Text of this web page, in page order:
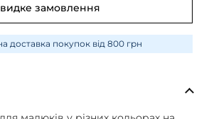
замовлення
доставка покупок від 800 грн